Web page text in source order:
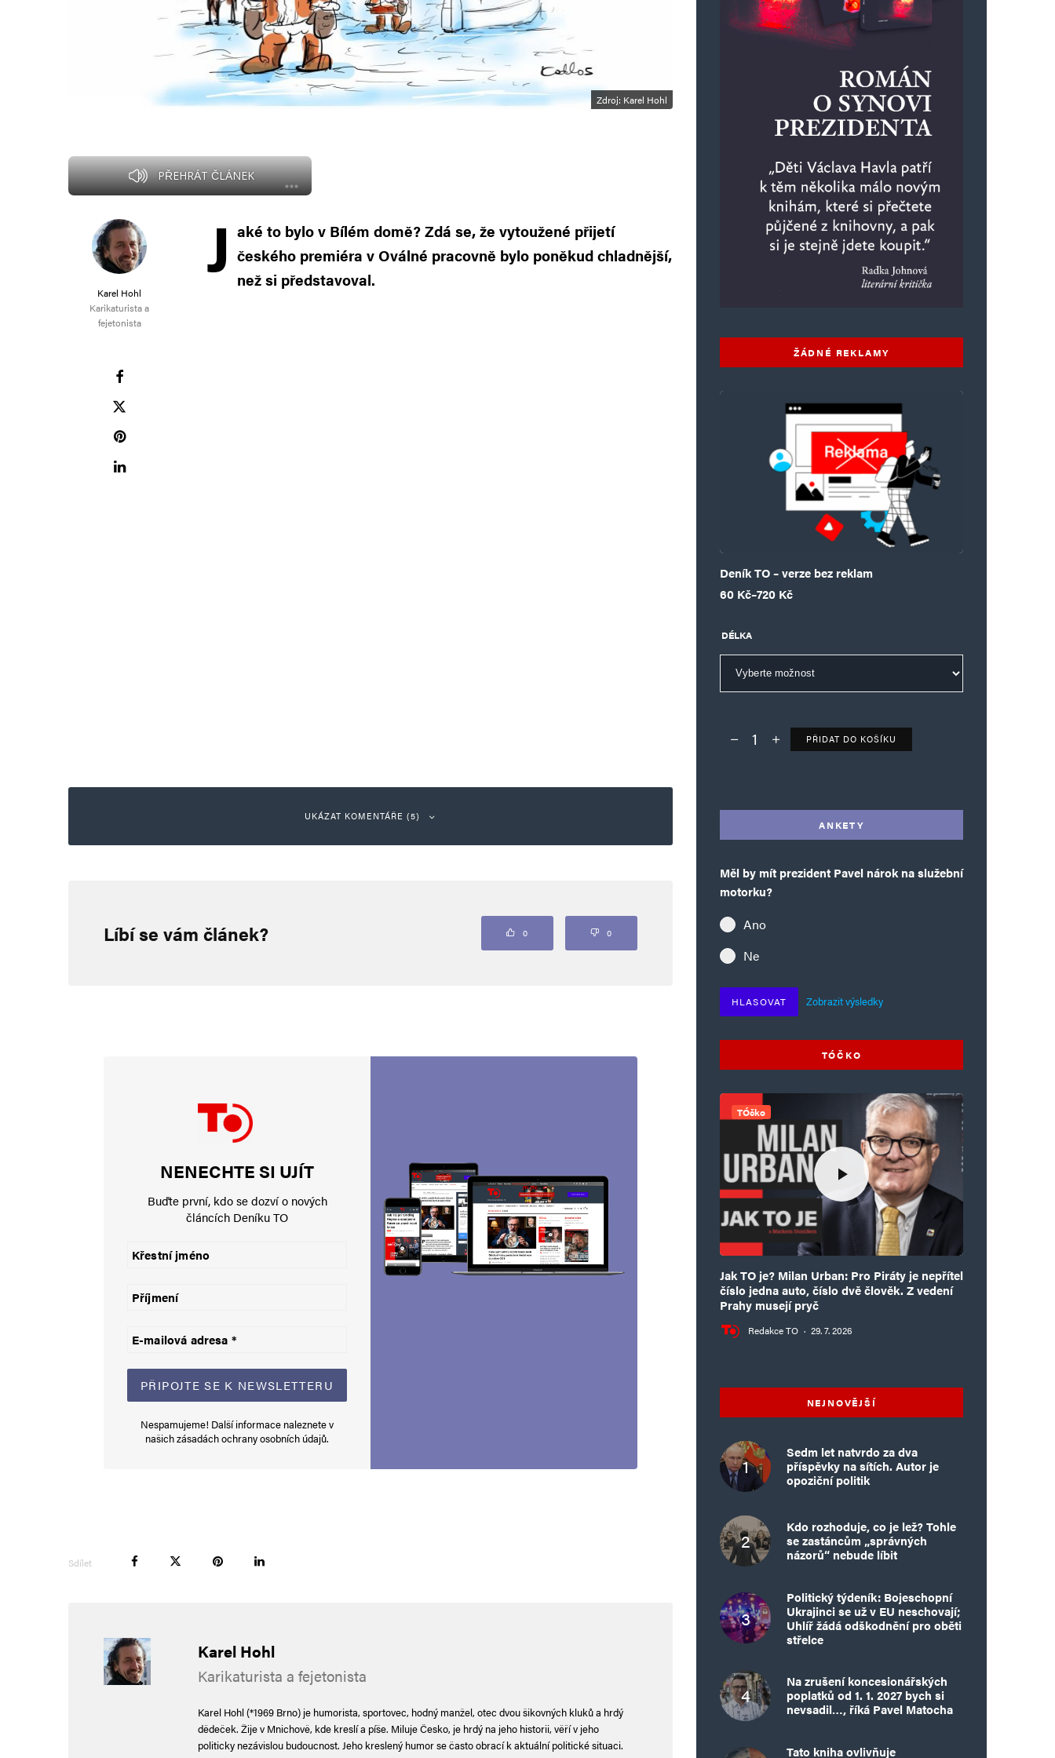
Zdroj: Karel Hohl
PŘEHRÁT ČLÁNEK
Karel Hohl
Karikaturista a
fejetonista
J aké to bylo v Bílém domě? Zdá se, že vytoužené přijetí
českého premiéra v Oválné pracovně bylo poněkud chladnější,
než si představoval.
UKÁZAT KOMENTÁŘE (5)
Zajímala by mě účast, kdyby se vypsal tendr na to, kolik musíte (přímo
16. 4. 2024 (17:45)
Velmi by mě zajímal obsah jejich rozhovoru! Nikde to není k dohledání, zřejmě
to bylo dost výživné! S Fialovic angličtinou a Bidetovou demencí a bez
papírku….
aby tam vykouřili dýmku války. Posledně tam pozval Clinton
Lewinskou, která si na počest těchto studií ponechala jeho
„poziglené“ trenky 🙂 Kdyby tato studovna mohla vyprávět… 🙂
Odpovědět
Ještě ho mohla poslat Vaňková (Brno) do Kolumbie. Tam mají bíííílých domů… 🙂
Napsat komentář
Líbí se vám článek? 0 0
NENECHTE SI UJÍT
Buďte první, kdo se dozví o nových
článcích Deníku TO
Nespamujeme! Další informace naleznete v
našichzásadách ochrany osobních údajů.
Sdílet
Karel Hohl
Karikaturista a fejetonista
Karel Hohl (*1969 Brno) je humorista, sportovec, hodný manžel, otec dvou šikovných kluků a hrdý
dědeček. Žije v Mnichově, kde kreslí a píše. Miluje Česko, je hrdý na jeho historii, věří v jeho
politicky nezávislou budoucnost. Jeho kreslený humor se často obrací k aktuální politické situaci.
ŽÁDNÉ REKLAMY
Deník TO – verze bez reklam
60 Kč–720 Kč
Rozpětí cen: 60 Kč až 720 Kč
DÉLKA
Deník TO – verze bez reklam množství
PŘIDAT DO KOŠÍKU
ANKETY
Měl by mít prezident Pavel nárok na služební
motorku?
Ano
Ne
HLASOVAT Zobrazit výsledky
TÓČKO
TÓčko
Jak TO je? Milan Urban: Pro Piráty je nepřítel
číslo jedna auto, číslo dvě člověk. Z vedení
Prahy musejí pryč
Redakce TO · 29. 7. 2026
NEJNOVĚJŠÍ
Sedm let natvrdo za dva
příspěvky na sítích. Autor je
opoziční politik
Kdo rozhoduje, co je lež? Tohle
se zastáncům „správných
názorů“ nebude líbit
Politický týdeník: Bojeschopní
Ukrajinci se už v EU neschovají;
Uhlíř žádá odškodnění pro oběti
střelce
Na zrušení koncesionářských
poplatků od 1. 1. 2027 bych si
nevsadil…, říká Pavel Matocha
Tato kniha ovlivňuje